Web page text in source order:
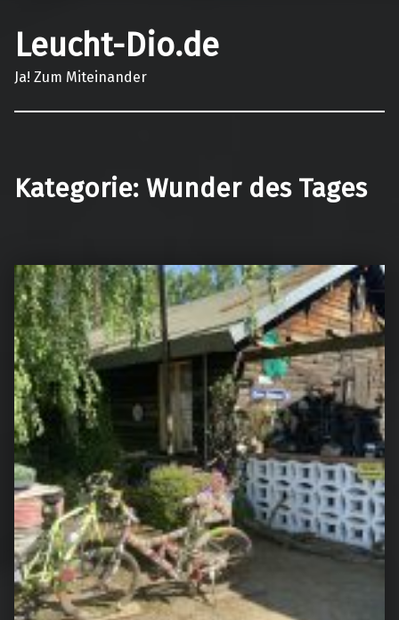
Leucht-Dio.de
Ja! Zum Miteinander
Kategorie: Wunder des Tages